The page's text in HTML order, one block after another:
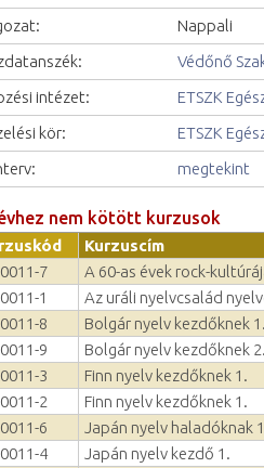
Nappali
Védőnő
intézet:
ETSZK
kör:
ETSZK
megtekint
nem kötött kurzusok
Kurzuscím
7
A 60-as évek rock-
1
Az uráli nyelvcsalád
8
Bolgár nyelv kezdőknek 1.
9
Bolgár nyelv kezdőknek
3
Finn nyelv kezdőknek 1.
2
Finn nyelv kezdőknek 1.
6
Japán nyelv haladóknak
4
Japán nyelv kezdő 1.